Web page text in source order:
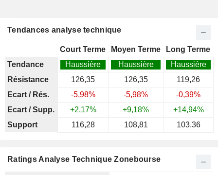
Tendances analyse technique
Court Terme Moyen Terme
Long Terme
Tendance
Haussière Haussière
Haussière
Résistance
126,35 126,35
119,26
Ecart / Rés.
-5,98% -5,98%
-0,39%
Ecart / Supp.
+2,17% +9,18%
+14,94%
Support
116,28 108,81 103,36
Ratings Analyse Technique Zonebourse